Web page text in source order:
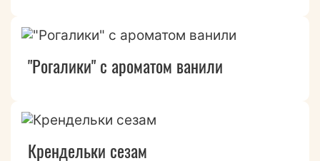
"Рогалики" с ароматом ванили
Крендельки сезам